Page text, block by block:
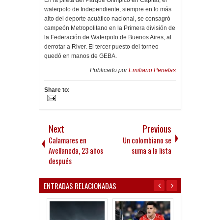
waterpolo de Independiente, siempre en lo más
alto del deporte acuático nacional, se consagró
campeón Metropolitano en la Primera división de
la Federación de Waterpolo de Buenos Aires, al
derrotar a River. El tercer puesto del torneo
quedó en manos de GEBA.
Publicado porEmiliano Penelas
Share to:
Next
Calamares en
Avellaneda, 23 años
después
Previous
Un colombiano se
suma a la lista
ENTRADAS RELACIONADAS